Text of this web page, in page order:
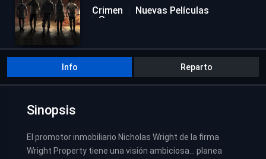
Crimen
Nuevas Películas
Suspenso
Info Reparto
Sinopsis
El promotor inmobiliario Nicholas Wright de la firma
Wright Property tiene una visión ambiciosa… planea